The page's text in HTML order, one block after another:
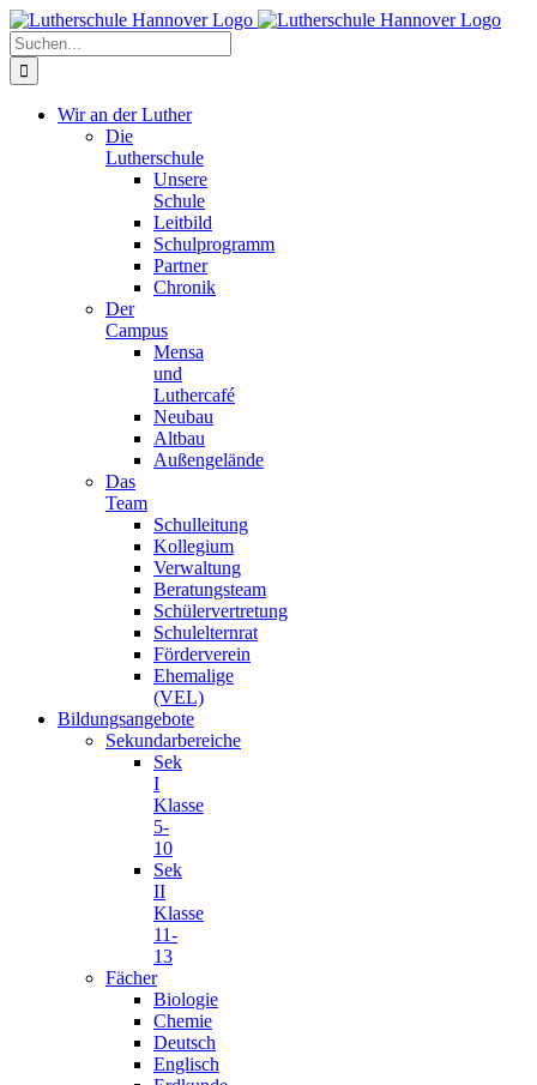
Zum
Inhalt
springen
Facebook
X
Instagram
Pinterest
Suche
nach:
Wir an der Luther
Die
Lutherschule
Unsere
Schule
Leitbild
Schulprogramm
Partner
Chronik
Der
Campus
Mensa
und
Luthercafé
Neubau
Altbau
Außengelände
Das
Team
Schulleitung
Kollegium
Verwaltung
Beratungsteam
Schülervertretung
Schulelternrat
Förderverein
Ehemalige
(VEL)
Bildungsangebote
Sekundarbereiche
Sek
I
Klasse
5-
10
Sek
II
Klasse
11-
13
Fächer
Biologie
Chemie
Deutsch
Englisch